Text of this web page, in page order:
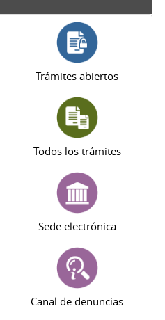
Trámites abiertos
Todos los trámites
Sede electrónica
Canal de denuncias